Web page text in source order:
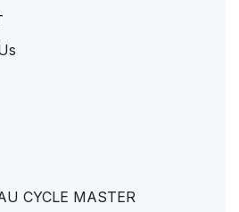
CYCLE MASTER